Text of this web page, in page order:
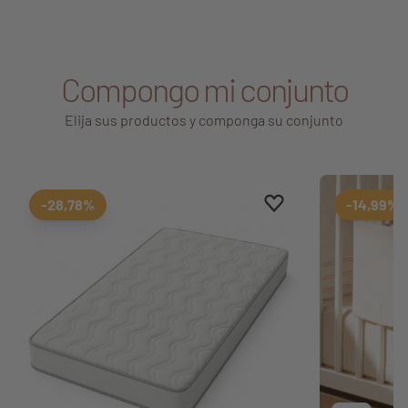
Compongo mi conjunto
Elija sus productos y componga su conjunto
Aggiungi ai preferiti
borrar favoritos
-28,78% -14,99%